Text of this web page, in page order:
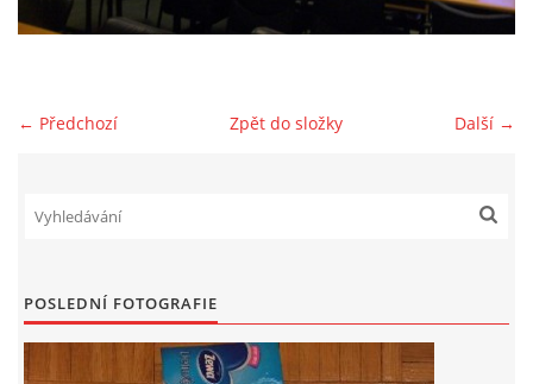
VALNÁ HROMADA
← Předchozí Další →
Zpět do složky
POSLEDNÍ FOTOGRAFIE